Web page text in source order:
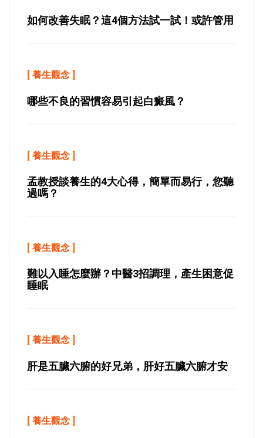
如何改善失眠？這4個方法試一試！或許管用
[ 養生觀念 ]
哪些不良的習慣容易引起白癜風？
[ 養生觀念 ]
孟教授談養生的4大心得，簡單而易行，您聽
過嗎？
[ 養生觀念 ]
難以入睡怎麼辦？中醫3招調理，產生困意促
睡眠
[ 養生觀念 ]
肝是五臟六腑的好兄弟，肝好五臟六腑才安
[ 養生觀念 ]